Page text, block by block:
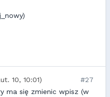
10, 10:01)
#27
ma się zmienic wpisz (w